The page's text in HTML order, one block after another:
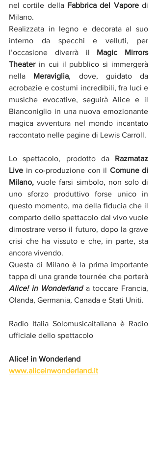
nel cortile della Fabbrica del Vapore di
Milano.
Realizzata in legno e decorata al suo
interno da specchi e velluti, per
l’occasione diverrà il Magic Mirrors
Theater in cui il pubblico si immergerà
nella Meraviglia, dove, guidato da
acrobazie e costumi incredibili, fra luci e
musiche evocative, seguirà Alice e il
Bianconiglio in una nuova emozionante
magica avventura nel mondo incantato
raccontato nelle pagine di Lewis Carroll.
Lo spettacolo, prodotto da Razmataz
Live in co-produzione con il Comune di
Milano, vuole farsi simbolo, non solo di
uno sforzo produttivo forse unico in
questo momento, ma della fiducia che il
comparto dello spettacolo dal vivo vuole
dimostrare verso il futuro, dopo la grave
crisi che ha vissuto e che, in parte, sta
ancora vivendo.
Questa di Milano è la prima importante
Alice! in Wonderland a toccare Francia,
Olanda, Germania, Canada e Stati Uniti.
Radio Italia Solomusicaitaliana è Radio
ufficiale dello spettacolo
Alice! in Wonderland
www.aliceinwonderland.it